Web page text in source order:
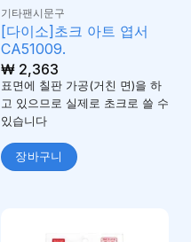
기타팬시문구
[다이소]초크 아트 엽서
CA51009.
₩2,363
표면에 칠판 가공(거친 면)을 하
고 있으므로 실제로 초크로 쓸 수
있습니다
장바구니